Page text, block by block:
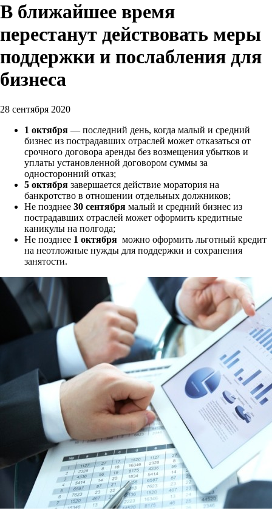
В ближайшее время
перестанут действовать меры
поддержки и послабления для
бизнеса
28 сентября 2020
1 октября — последний день, когда малый и средний
бизнес из пострадавших отраслей может отказаться от
срочного договора аренды без возмещения убытков и
уплаты установленной договором суммы за
односторонний отказ;
5 октября завершается действие моратория на
банкротство в отношении отдельных должников;
Не позднее 30 сентября малый и средний бизнес из
пострадавших отраслей может оформить кредитные
каникулы на полгода;
Не позднее 1 октября можно оформить льготный кредит
на неотложные нужды для поддержки и сохранения
занятости.